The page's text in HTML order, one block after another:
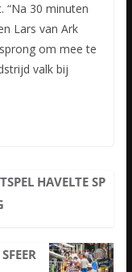
“Na 30 minuten
Lars van Ark
om mee te
valk bij
HAVELTE SP